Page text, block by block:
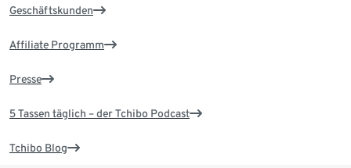
Geschäftskunden
Affiliate Programm
Presse
5 Tassen täglich – der Tchibo Podcast
Tchibo Blog